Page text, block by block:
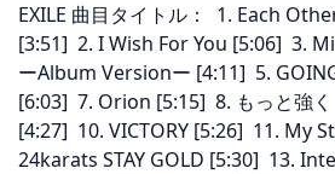
EXILE 曲目タイトル： 1. Each
[3:51] 2. I Wish For You [5:06] 3.
ーAlbum Versionー [4:11] 5.
[6:03] 7. Orion [5:15] 8. もっと強
[4:27] 10. VICTORY [5:26] 11. My
24karats STAY GOLD [5:30] 13.